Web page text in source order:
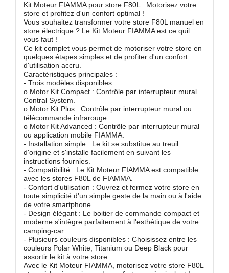
Kit Moteur FIAMMA pour store F80L : Motorisez votre
store et profitez d'un confort optimal !
Vous souhaitez transformer votre store F80L manuel en
store électrique ? Le Kit Moteur FIAMMA est ce quil
vous faut !
Ce kit complet vous permet de motoriser votre store en
quelques étapes simples et de profiter d'un confort
d'utilisation accru.
Caractéristiques principales :
- Trois modèles disponibles :
o Motor Kit Compact : Contrôle par interrupteur mural
Contral System.
o Motor Kit Plus : Contrôle par interrupteur mural ou
télécommande infrarouge.
o Motor Kit Advanced : Contrôle par interrupteur mural
ou application mobile FIAMMA.
- Installation simple : Le kit se substitue au treuil
d'origine et s'installe facilement en suivant les
instructions fournies.
- Compatibilité : Le Kit Moteur FIAMMA est compatible
avec les stores F80L de FIAMMA.
- Confort d'utilisation : Ouvrez et fermez votre store en
toute simplicité d'un simple geste de la main ou à l'aide
de votre smartphone.
- Design élégant : Le boitier de commande compact et
moderne s'intègre parfaitement à l'esthétique de votre
camping-car.
- Plusieurs couleurs disponibles : Choisissez entre les
couleurs Polar White, Titanium ou Deep Black pour
assortir le kit à votre store.
Avec le Kit Moteur FIAMMA, motorisez votre store F80L